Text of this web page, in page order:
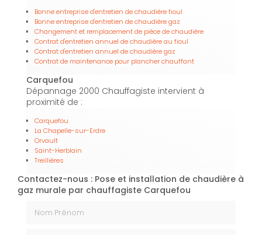
Bonne entreprise d'entretien de chaudière fioul
Bonne entreprise d'entretien de chaudière gaz
Changement et remplacement de pièce de chaudière
Contrat d'entretien annuel de chaudière au fioul
Contrat d'entretien annuel de chaudière gaz
Contrat de maintenance pour plancher chauffant
Carquefou
Dépannage 2000 Chauffagiste intervient à
proximité de :
Carquefou
La Chapelle-sur-Erdre
Orvault
Saint-Herblain
Treillières
Contactez-nous : Pose et installation de chaudière à
gaz murale par chauffagiste Carquefou